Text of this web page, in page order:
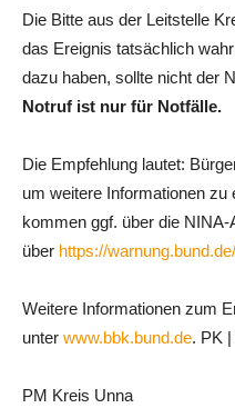
Die Bitte aus der Leitstelle
das Ereignis tatsächlich
dazu haben, sollte nicht der
Notruf ist nur für Notfälle.
Die Empfehlung lautet:
um weitere Informationen zu
kommen ggf. über die
über https://
Weitere Informationen zum
unter www.bbk.bund.de. PK
PM Kreis Unna